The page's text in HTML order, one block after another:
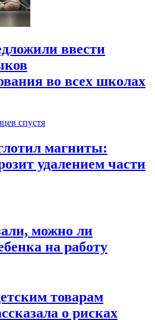
ввести
во всех школах
спустя
магниты:
удалением части
можно ли
на работу
товарам
о рисках